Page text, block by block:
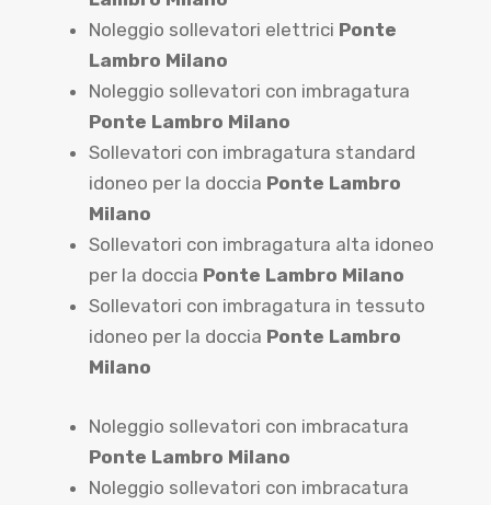
Noleggio sollevatori elettrici Ponte
Lambro Milano
Noleggio sollevatori con imbragatura
Ponte Lambro Milano
Sollevatori con imbragatura standard
idoneo per la doccia Ponte Lambro
Milano
Sollevatori con imbragatura alta idoneo
per la doccia Ponte Lambro Milano
Sollevatori con imbragatura in tessuto
idoneo per la doccia Ponte Lambro
Milano
Noleggio sollevatori con imbracatura
Ponte Lambro Milano
Noleggio sollevatori con imbracatura